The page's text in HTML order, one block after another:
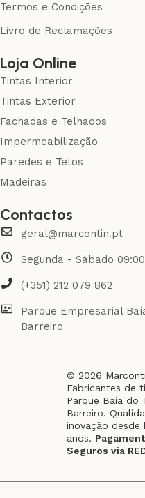
© 2026
Fabricantes de
Parque Baía do
Barreiro.
inovação desde
anos.
Seguros via
Termos e Condições
Livro de Reclamações
Loja Online
Tintas Interior
Tintas Exterior
Fachadas e Telhados
Impermeabilização
Paredes e Tetos
Madeiras
Contactos
geral@marcontin.pt
Segunda - Sábado
(+351) 212 079 862
Parque Empresarial
Barreiro